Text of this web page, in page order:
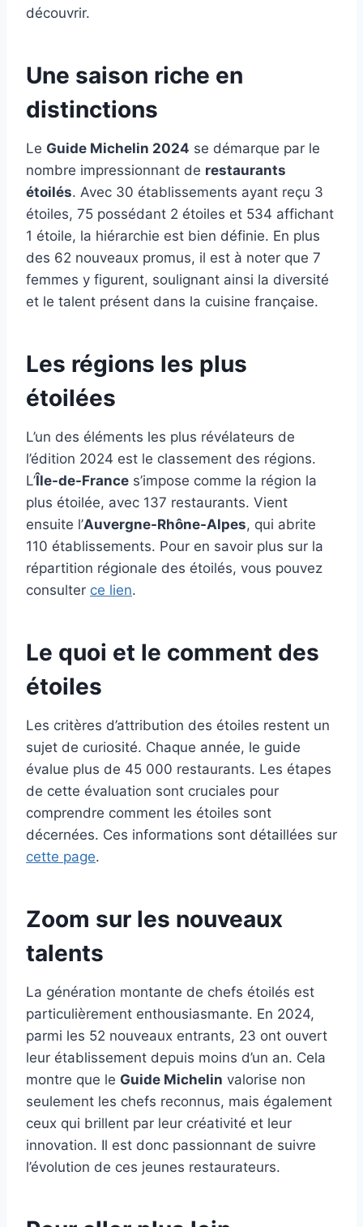
découvrir.
Une saison riche en
distinctions
Le Guide Michelin 2024 se démarque par le
nombre impressionnant de restaurants
étoilés. Avec 30 établissements ayant reçu 3
étoiles, 75 possédant 2 étoiles et 534 affichant
1 étoile, la hiérarchie est bien définie. En plus
des 62 nouveaux promus, il est à noter que 7
femmes y figurent, soulignant ainsi la diversité
et le talent présent dans la cuisine française.
Les régions les plus
étoilées
L’un des éléments les plus révélateurs de
l’édition 2024 est le classement des régions.
L’Île-de-France s’impose comme la région la
plus étoilée, avec 137 restaurants. Vient
ensuite l’Auvergne-Rhône-Alpes, qui abrite
110 établissements. Pour en savoir plus sur la
répartition régionale des étoilés, vous pouvez
consulter ce lien.
Le quoi et le comment des
étoiles
Les critères d’attribution des étoiles restent un
sujet de curiosité. Chaque année, le guide
évalue plus de 45 000 restaurants. Les étapes
de cette évaluation sont cruciales pour
comprendre comment les étoiles sont
décernées. Ces informations sont détaillées sur
cette page.
Zoom sur les nouveaux
talents
La génération montante de chefs étoilés est
particulièrement enthousiasmante. En 2024,
parmi les 52 nouveaux entrants, 23 ont ouvert
leur établissement depuis moins d’un an. Cela
montre que le Guide Michelin valorise non
seulement les chefs reconnus, mais également
ceux qui brillent par leur créativité et leur
innovation. Il est donc passionnant de suivre
l’évolution de ces jeunes restaurateurs.